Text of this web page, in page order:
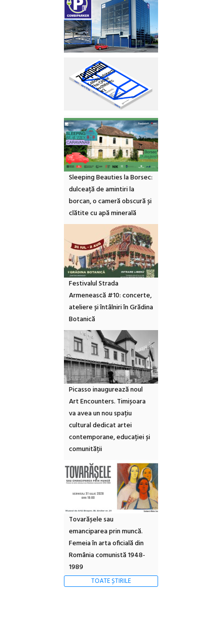
Sleeping Beauties la Borsec:
dulceață de amintiri la
borcan, o cameră obscură și
clătite cu apă minerală
Festivalul Strada
Armenească #10: concerte,
ateliere și întâlniri în Grădina
Botanică
Picasso inaugurează noul
Art Encounters. Timișoara
va avea un nou spațiu
cultural dedicat artei
contemporane, educației și
comunității
Tovarășele sau
emanciparea prin muncă.
Femeia în arta oficială din
România comunistă 1948-
1989
TOATE ȘTIRILE